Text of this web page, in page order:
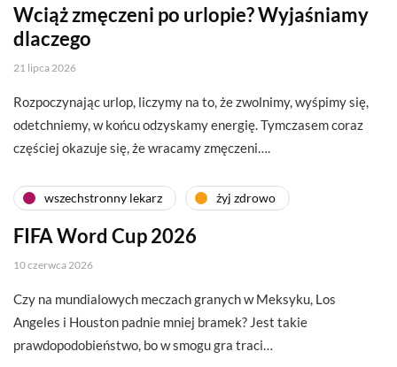
Wciąż zmęczeni po urlopie? Wyjaśniamy
dlaczego
21 lipca 2026
Rozpoczynając urlop, liczymy na to, że zwolnimy, wyśpimy się,
odetchniemy, w końcu odzyskamy energię. Tymczasem coraz
częściej okazuje się, że wracamy zmęczeni….
wszechstronny lekarz żyj zdrowo
FIFA Word Cup 2026
10 czerwca 2026
Czy na mundialowych meczach granych w Meksyku, Los
Angeles i Houston padnie mniej bramek? Jest takie
prawdopodobieństwo, bo w smogu gra traci…